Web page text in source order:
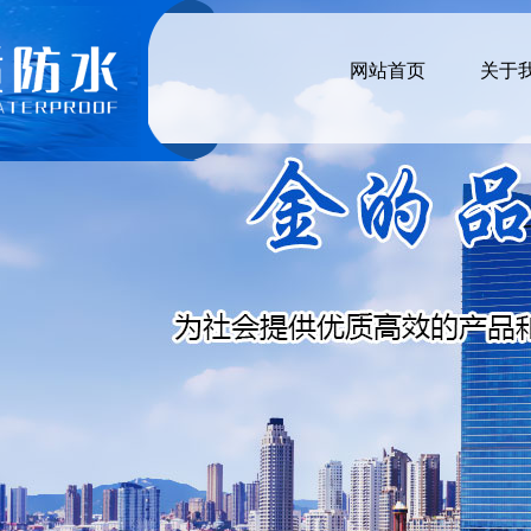
网站首页 关于